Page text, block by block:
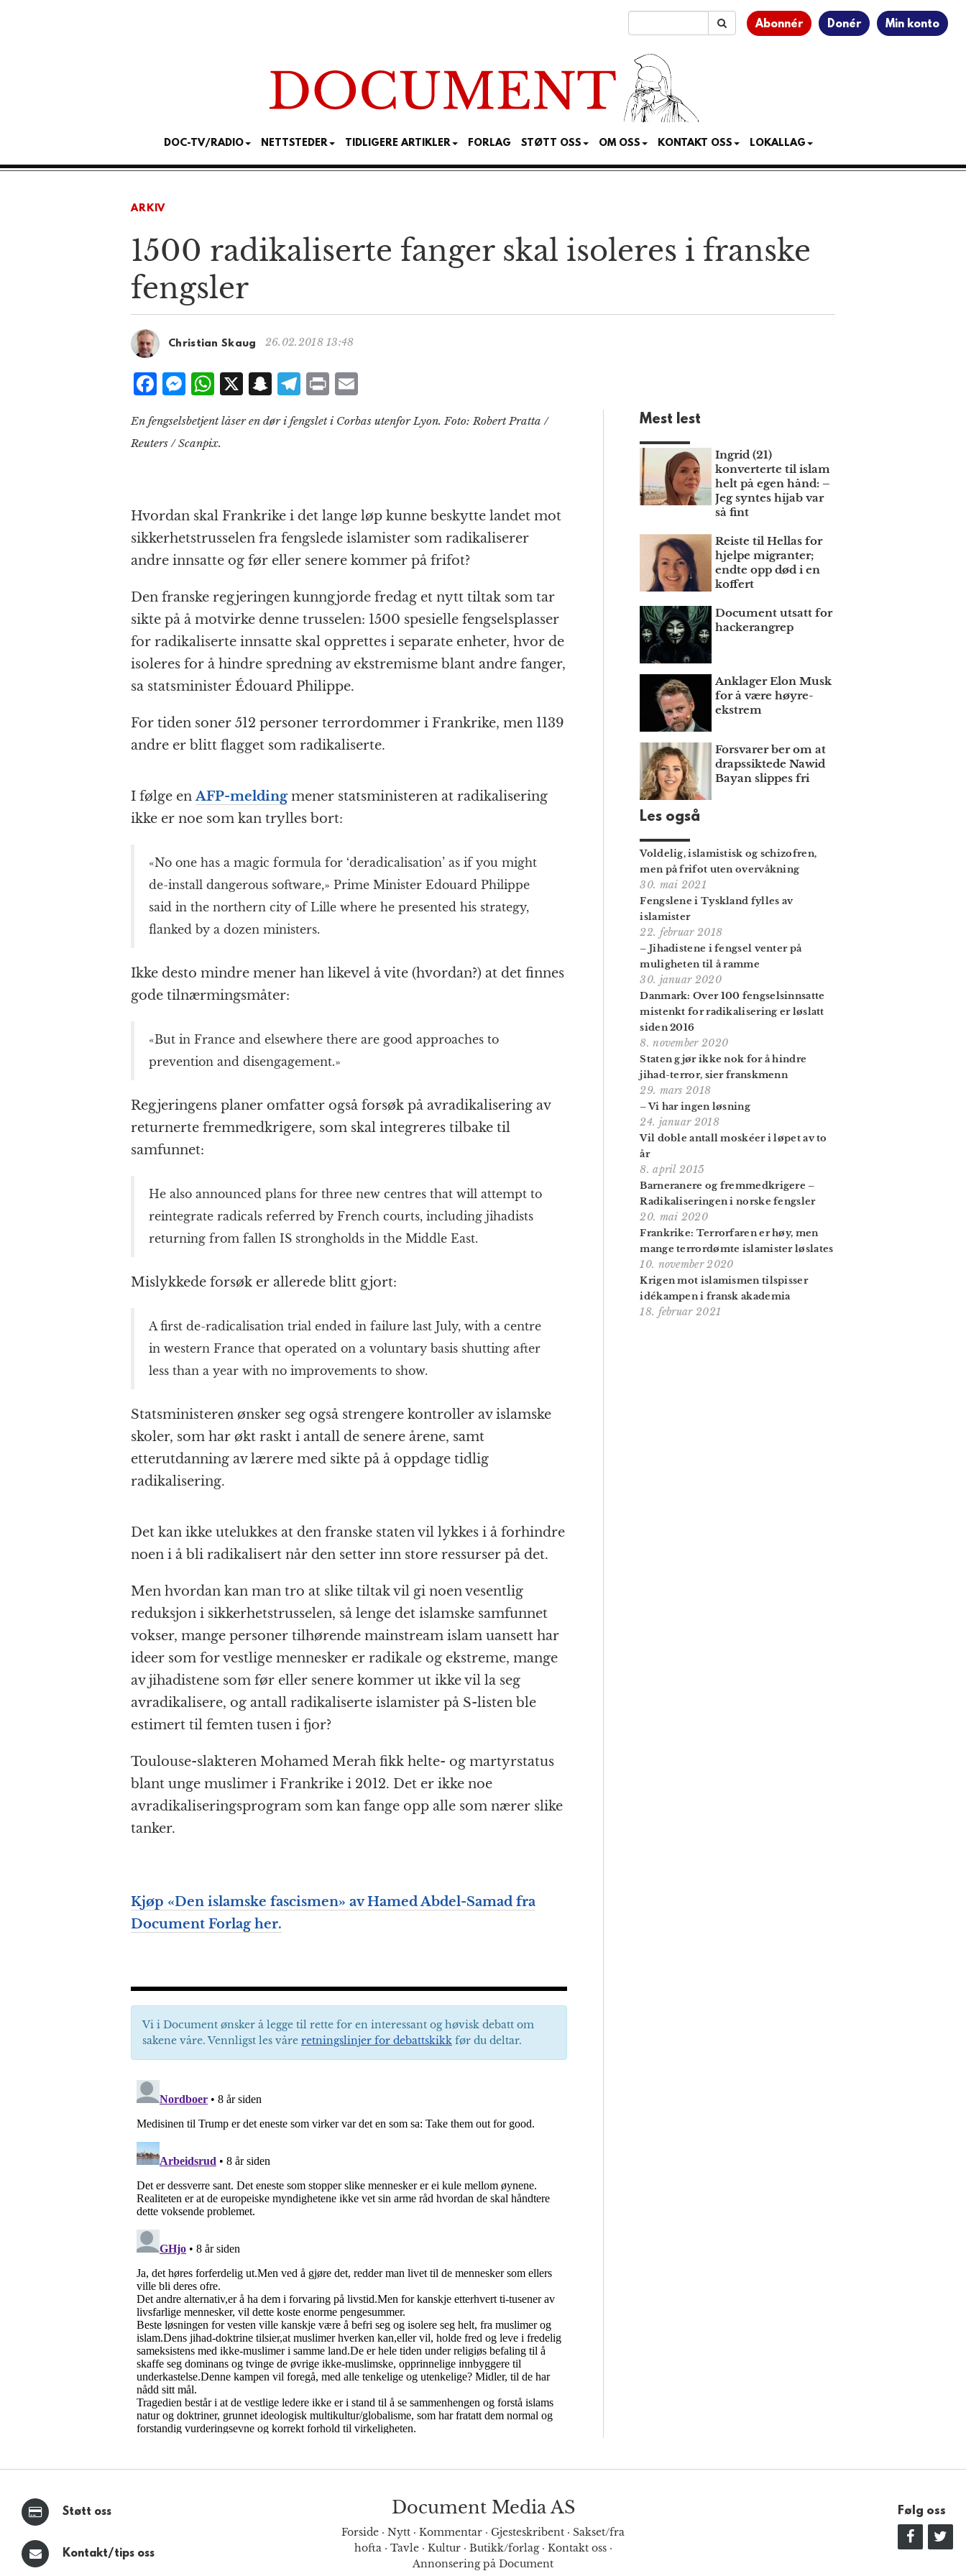
Abonnér Donér Min konto
DOC-TV/RADIO NETTSTEDER TIDLIGERE ARTIKLER FORLAG STØTT OSS OM OSS KONTAKT OSS LOKALLAG
ARKIV
1500 radikaliserte fanger skal isoleres i franske
fengsler
Christian Skaug 26.02.2018 13:48
F
c
e
o
k
M
ss
e
e
r
W
at
s
p
X S
a
at
T
e
m
P
n ai
En fengselsbetjent låser en dør i fengslet i Corbas utenfor Lyon. Foto: Robert Pratta /
Reuters / Scanpix.
Hvordan skal Frankrike i det lange løp kunne beskytte landet mot
sikkerhetstrusselen fra fengslede islamister som radikaliserer
andre innsatte og før eller senere kommer på frifot?
Den franske regjeringen kunngjorde fredag et nytt tiltak som tar
sikte på å motvirke denne trusselen: 1500 spesielle fengselsplasser
for radikaliserte innsatte skal opprettes i separate enheter, hvor de
isoleres for å hindre spredning av ekstremisme blant andre fanger,
sa statsminister Édouard Philippe.
For tiden soner 512 personer terrordommer i Frankrike, men 1139
andre er blitt flagget som radikaliserte.
I følge enAFP-meldingmener statsministeren at radikalisering
ikke er noe som kan trylles bort:
«No one has a magic formula for ‘deradicalisation’ as if you might
de-install dangerous software,» Prime Minister Edouard Philippe
said in the northern city of Lille where he presented his strategy,
flanked by a dozen ministers.
Ikke desto mindre mener han likevel å vite (hvordan?) at det finnes
gode tilnærmingsmåter:
«But in France and elsewhere there are good approaches to
prevention and disengagement.»
Regjeringens planer omfatter også forsøk på avradikalisering av
returnerte fremmedkrigere, som skal integreres tilbake til
samfunnet:
He also announced plans for three new centres that will attempt to
reintegrate radicals referred by French courts, including jihadists
returning from fallen IS strongholds in the Middle East.
Mislykkede forsøk er allerede blitt gjort:
A first de-radicalisation trial ended in failure last July, with a centre
in western France that operated on a voluntary basis shutting after
less than a year with no improvements to show.
Statsministeren ønsker seg også strengere kontroller av islamske
skoler, som har økt raskt i antall de senere årene, samt
etterutdanning av lærere med sikte på å oppdage tidlig
radikalisering.
Det kan ikke utelukkes at den franske staten vil lykkes i å forhindre
noen i å bli radikalisert når den setter inn store ressurser på det.
Men hvordan kan man tro at slike tiltak vil gi noen vesentlig
reduksjon i sikkerhetstrusselen, så lenge det islamske samfunnet
vokser, mange personer tilhørende mainstream islam uansett har
ideer som for vestlige mennesker er radikale og ekstreme, mange
av jihadistene som før eller senere kommer ut ikke vil la seg
avradikalisere, og antall radikaliserte islamister på S-listen ble
estimert til femten tusen i fjor?
Toulouse-slakteren Mohamed Merah fikk helte- og martyrstatus
blant unge muslimer i Frankrike i 2012. Det er ikke noe
avradikaliseringsprogram som kan fange opp alle som nærer slike
tanker.
Kjøp «Den islamske fascismen» av Hamed Abdel-Samad fra
Document Forlag her.
Vi i Document ønsker å legge til rette for en interessant og høvisk debatt om
sakene våre. Vennligst les våre retningslinjer for debattskikk før du deltar.
Mest lest
Ingrid (21)
konverterte til islam
helt på egen hånd: –
Jeg syntes hijab var
så fint
Reiste til Hellas for
hjelpe migranter;
endte opp død i en
koffert
Document utsatt for
hackerangrep
Anklager Elon Musk
for å være høyre­
ekstrem
Forsvarer ber om at
draps­siktede Nawid
Bayan slippes fri
Les også
Voldelig, islamistisk og schizofren,
men på frifot uten overvåkning
30. mai 2021
Fengslene i Tyskland fylles av
islamister
22. februar 2018
– Jihadistene i fengsel venter på
muligheten til å ramme
30. januar 2020
Danmark: Over 100 fengsels­innsatte
mistenkt for radikalisering er løslatt
siden 2016
8. november 2020
Staten gjør ikke nok for å hindre
jihad-terror, sier franskmenn
29. mars 2018
– Vi har ingen løsning
24. januar 2018
Vil doble antall moskéer i løpet av to
år
8. april 2015
Barneranere og fremmedkrigere –
Radikaliseringen i norske fengsler
20. mai 2020
Frankrike: Terror­faren er høy, men
mange terror­dømte islamister løslates
10. november 2020
Krigen mot islamismen tilspisser
idékampen i fransk akademia
18. februar 2021
Støtt oss
Kontakt/tips oss
Document Media AS
Forside · Nytt · Kommentar · Gjesteskribent · Sakset/fra
hofta· Tavle· Kultur· Butikk/forlag· Kontakt oss·
Annonsering på Document
Følg oss